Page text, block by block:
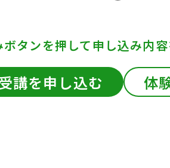
タンを押して申し込み内容
講を申し込む 体